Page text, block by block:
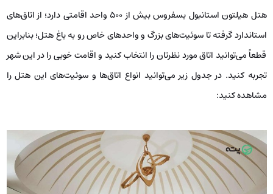
هتل هیلتون استانبول بسفروس بیش از ۵۰۰ واحد اقامتی دارد؛ از اتاق‌های
استاندارد گرفته تا سوئیت‌های بزرگ و واحدهای خاص رو به باغ هتل؛ بنابراین
قطعاً می‌توانید اتاق مورد نظرتان را انتخاب کنید و اقامت خوبی را در این شهر
تجربه کنید. در جدول زیر می‌توانید انواع اتاق‌ها و سوئیت‌های این هتل را
مشاهده کنید: